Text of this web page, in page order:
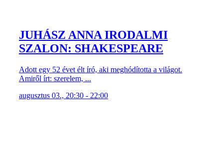
JUHÁSZ ANNA IRODALMI
SZALON: SHAKESPEARE
Adott egy 52 évet élt író, aki meghódította a világot.
Amiről írt: szerelem, ...
augusztus 03., 20:30 - 22:00